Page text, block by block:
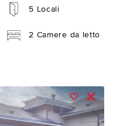
5 Locali
2 Camere da letto